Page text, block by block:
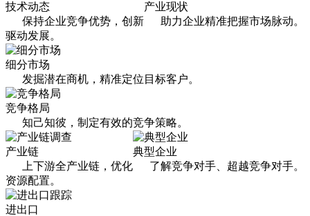
产业现状
助力企业精准把握市场脉动。
技术动态
保持企业竞争优势，创新
驱动发展。
细分市场
发掘潜在商机，精准定位目标客户。
竞争格局
知己知彼，制定有效的竞争策略。
典型企业
了解竞争对手、超越竞争对手。
产业链
上下游全产业链，优化
资源配置。
进出口